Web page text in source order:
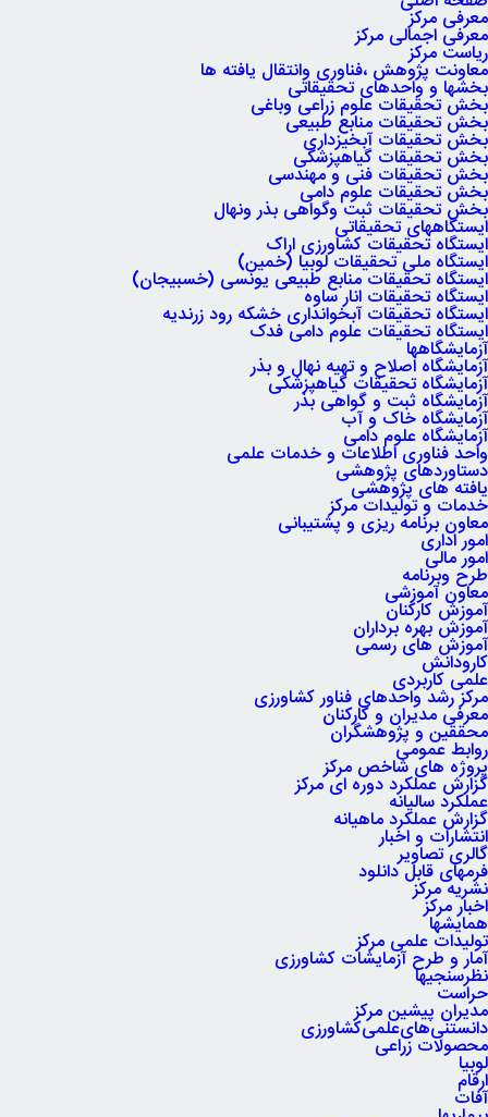
معرفی مرکز
معرفی اجمالی مرکز
ریاست مرکز
معاونت پژوهش ،فناوری وانتقال یافته ها
بخشها و واحدهای تحقیقاتی
بخش تحقیقات علوم زراعی وباغی
بخش تحقیقات منابع طبیعی
بخش تحقیقات آبخیزداری
بخش تحقیقات گیاهپزشکی
بخش تحقیقات فنی و مهندسی
بخش تحقیقات علوم دامی
بخش تحقیقات ثبت وگواهی بذر ونهال
ایستگاههای تحقیقاتی
ایستگاه تحقیقات کشاورزی اراک
ایستگاه ملی تحقیقات لوبیا (خمین)
ایستگاه تحقیقات منابع طبیعی یونسی (خسبیجان)
ایستگاه تحقیقات انار ساوه
ایستگاه تحقیقات آبخوانداری خشکه رود زرندیه
ایستگاه تحقیقات علوم دامی فدک
آزمایشگاهها
آزمایشگاه اصلاح و تهیه نهال و بذر
آزمایشگاه تحقیقات گیاهپزشکی
آزمایشگاه ثبت و گواهی بذر
آزمایشگاه خاک و آب
آزمایشگاه علوم دامی
واحد فناوری اطلاعات و خدمات علمی
دستاوردهای پژوهشی
یافته های پژوهشی
خدمات و تولیدات مرکز
معاون برنامه ریزی و پشتیبانی
امور اداری
امور مالی
طرح وبرنامه
معاون آموزشی
آموزش کارکنان
آموزش بهره برداران
آموزش های رسمی
کارودانش
علمی کاربردی
مرکز رشد واحدهای فناور کشاورزی
معرفی مدیران و کارکنان
محققین و پژوهشگران
روابط عمومی
پروژه های شاخص مرکز
گزارش عملکرد دوره ای مرکز
عملکرد سالیانه
گزارش عملکرد ماهیانه
انتشارات و اخبار
گالری تصاویر
فرمهای قابل دانلود
نشریه مرکز
اخبار مرکز
همایشها
تولیدات علمی مرکز
آمار و طرح آزمایشات کشاورزی
نظرسنجیها
حراست
مدیران پیشین مرکز
دانستنی‌های‌علمی‌کشاورزی
محصولات زراعی
لوبیا
ارقام
آفات